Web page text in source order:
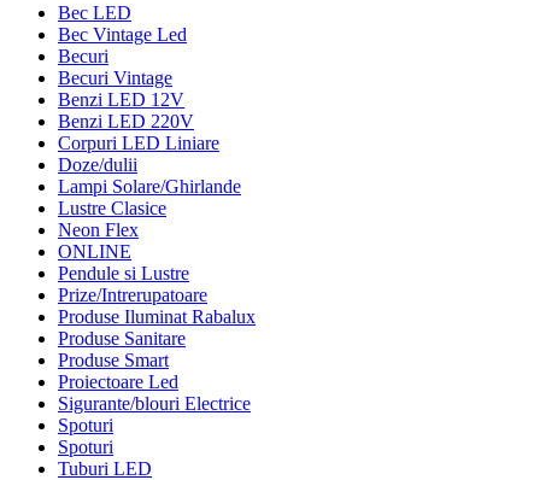
Bec LED
Bec Vintage Led
Becuri
Becuri Vintage
Benzi LED 12V
Benzi LED 220V
Corpuri LED Liniare
Doze/dulii
Lampi Solare/Ghirlande
Lustre Clasice
Neon Flex
ONLINE
Pendule si Lustre
Prize/Intrerupatoare
Produse Iluminat Rabalux
Produse Sanitare
Produse Smart
Proiectoare Led
Sigurante/blouri Electrice
Spoturi
Spoturi
Tuburi LED